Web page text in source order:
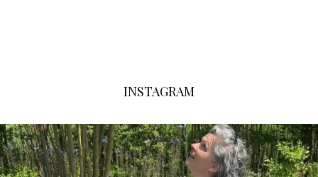
INSTAGRAM